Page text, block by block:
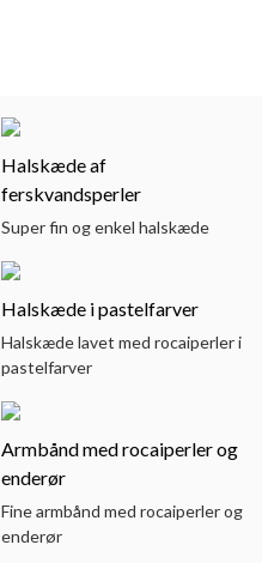
Halskæde af
ferskvandsperler
Super fin og enkel halskæde
Halskæde i pastelfarver
Halskæde lavet med rocaiperler i
pastelfarver
Armbånd med rocaiperler og
enderør
Fine armbånd med rocaiperler og
enderør